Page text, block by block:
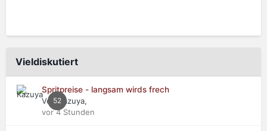
Vieldiskutiert
52
Spritpreise - langsam wirds frech
Von Kazuya,
vor 4 Stunden